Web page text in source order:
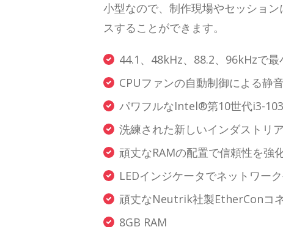
小型なので、制作現場やセッショ
スすることができます。
44.1、48kHz、88.2、96kHzで
CPUファンの自動制御による静
パワフルなIntel®第10世代i3-
洗練された新しいインダストリ
頑丈なRAMの配置で信頼性を強
LEDインジケータでネットワー
頑丈なNeutrik社製EtherConコ
8GB RAM